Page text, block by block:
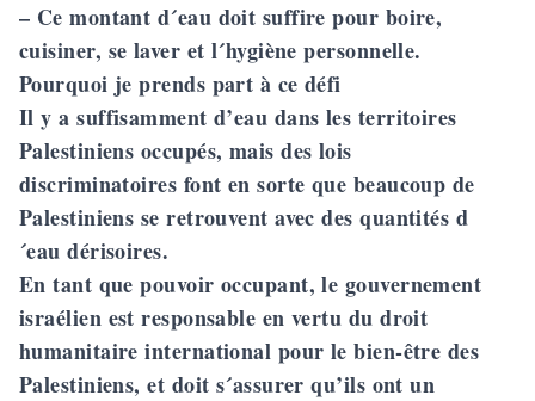
– Ce montant d´eau doit suffire pour boire,
cuisiner, se laver et l´hygiène personnelle.
Pourquoi je prends part à ce défi
Il y a suffisamment d’eau dans les territoires
Palestiniens occupés, mais des lois
discriminatoires font en sorte que beaucoup de
Palestiniens se retrouvent avec des quantités d
´eau dérisoires.
En tant que pouvoir occupant, le gouvernement
israélien est responsable en vertu du droit
humanitaire international pour le bien-être des
Palestiniens, et doit s´assurer qu’ils ont un